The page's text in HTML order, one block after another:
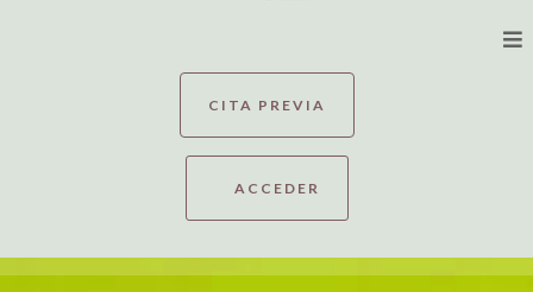
CITA PREVIA
ACCEDER